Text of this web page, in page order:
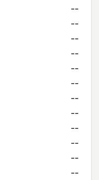
--
--
--
--
--
--
--
--
--
--
--
--